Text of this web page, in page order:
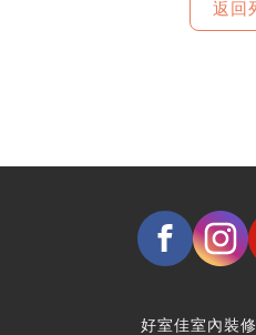
返回
好室佳室內裝